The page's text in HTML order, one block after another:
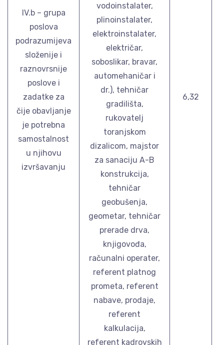
IV.b – grupa
poslova
podrazumijeva
složenije i
raznovrsnije
poslove i
zadatke za
čije obavljanje
je potrebna
samostalnost
u njihovu
izvršavanju
vodoinstalater,
plinoinstalater,
elektroinstalater,
električar,
soboslikar, bravar,
automehaničar i
dr.), tehničar
gradilišta,
rukovatelj
toranjskom
dizalicom, majstor
za sanaciju A-B
konstrukcija,
tehničar
geobušenja,
geometar, tehničar
prerade drva,
knjigovođa,
računalni operater,
referent platnog
prometa, referent
nabave, prodaje,
referent
kalkulacija,
referent kadrovskih
6,32